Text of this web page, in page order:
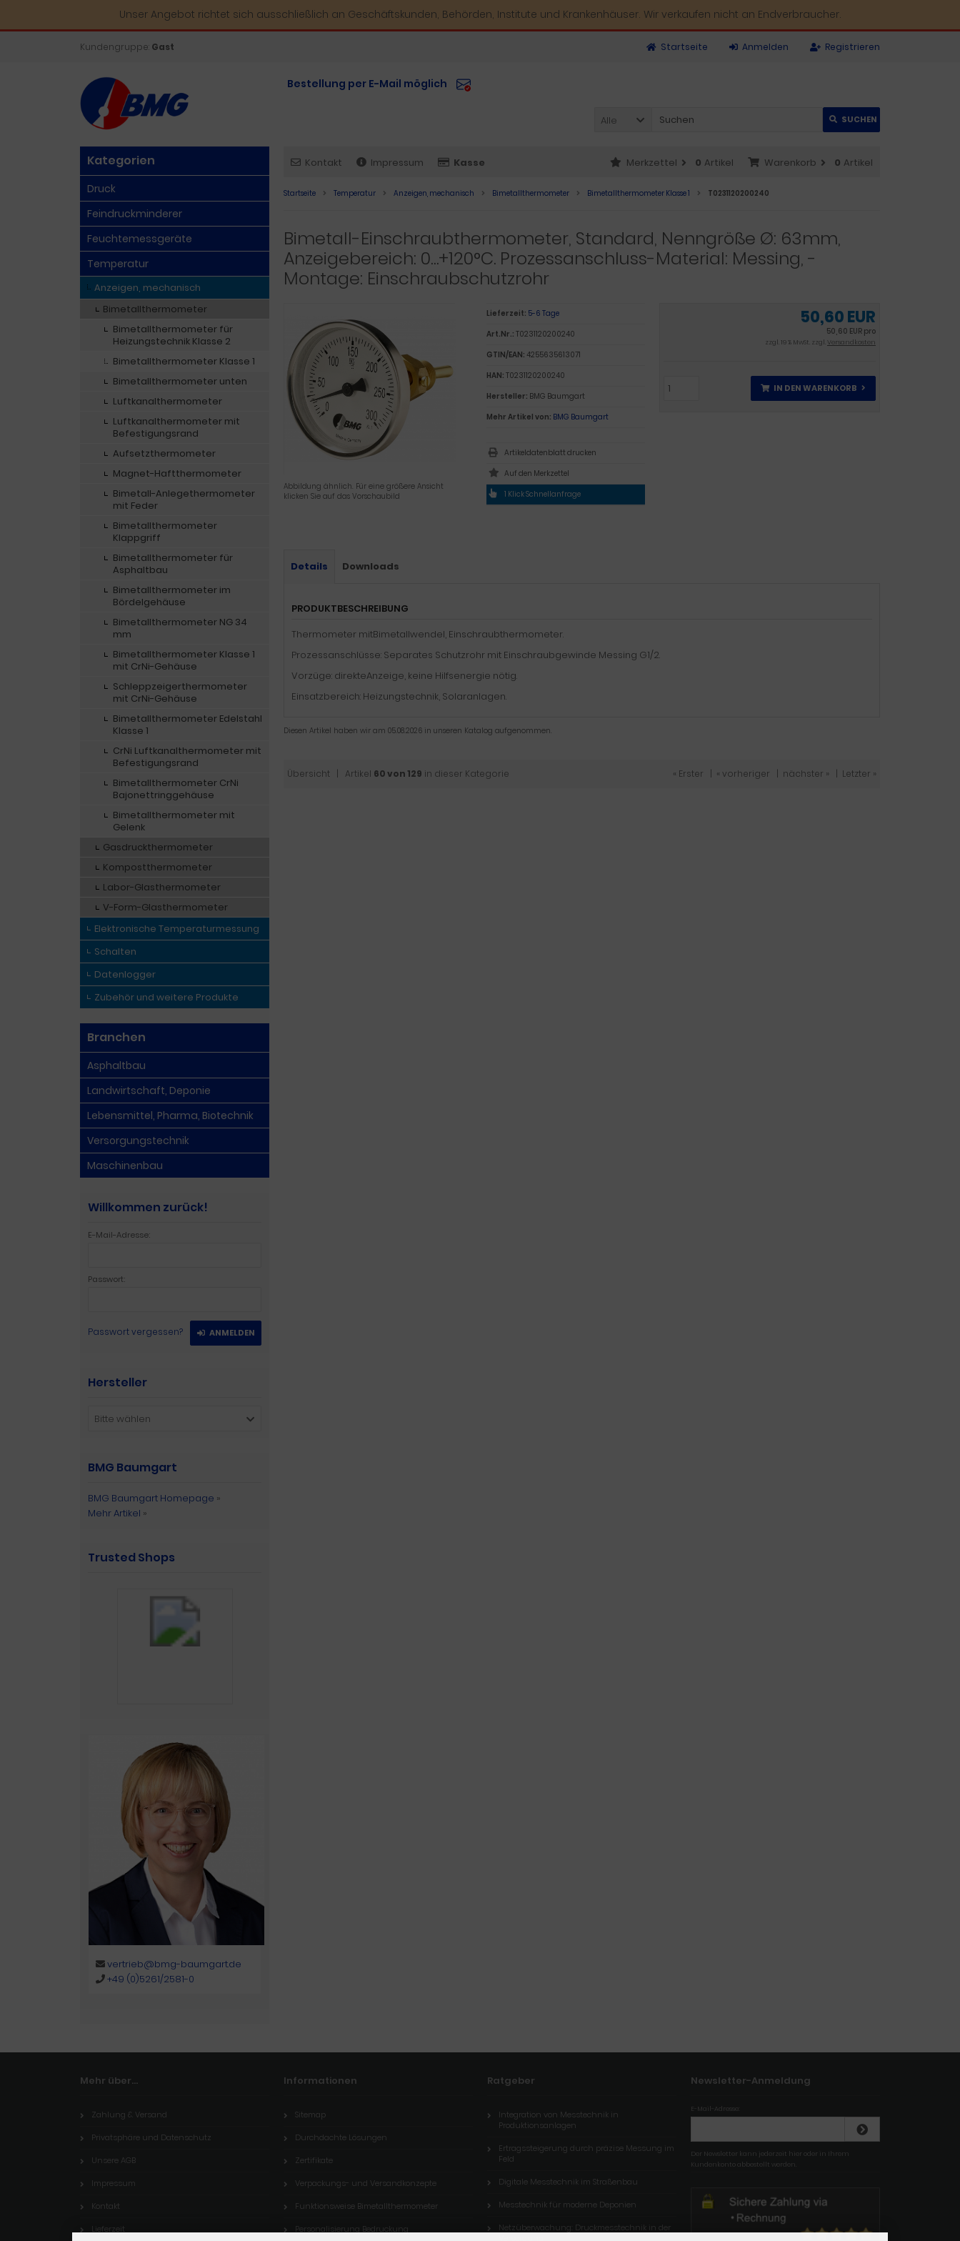
Unser Angebot richtet sich ausschließlich an Geschäftskunden, Behörden, Institute und Krankenhäuser. Wir verkaufen nicht an Endverbraucher.
Kundengruppe: Gast Registrieren
Anmelden
Startseite
Bestellung per E-Mail möglich
Alle SUCHEN
Kontakt Impressum Kasse Warenkorb 0 Artikel
Merkzettel 0 Artikel
Startseite Temperatur Anzeigen, mechanisch Bimetallthermometer Bimetallthermometer Klasse 1 T0231120200240
Bimetall-Einschraubthermometer, Standard, Nenngröße Ø: 63mm,
Anzeigebereich: 0…+120°C. Prozessanschluss-Material: Messing, -
Montage: Einschraubschutzrohr
Abbildung ähnlich. Für eine größere Ansicht
klicken Sie auf das Vorschaubild
50,60 EUR
50,60 EUR pro
zzgl. 19 % MwSt. zzgl.Versandkosten
IN DEN WARENKORB
Lieferzeit: 5-6 Tage
Art.Nr.: T0231120200240
GTIN/EAN: 4255635613071
HAN: T0231120200240
Hersteller: BMG Baumgart
Mehr Artikel von: BMG Baumgart
Artikeldatenblatt drucken
1 Klick Schnellanfrage
Details Downloads
PRODUKTBESCHREIBUNG
Thermometer mitBimetallwendel, Einschraubthermometer.
Prozessanschlüsse: Separates Schutzrohr mit Einschraubgewinde Messing G1/2.
Vorzüge: direkteAnzeige, keine Hilfsenergie nötig.
Einsatzbereich: Heizungstechnik, Solaranlagen.
Diesen Artikel haben wir am 05.08.2026 in unseren Katalog aufgenommen.
Übersicht | Artikel 60 von 129 in dieser Kategorie « Erster « vorheriger nächster » Letzter »
Kategorien
Druck
Feindruckminderer
Feuchtemessgeräte
Temperatur
Anzeigen, mechanisch
Bimetallthermometer
Bimetallthermometer für
Heizungstechnik Klasse 2
Bimetallthermometer Klasse 1
Bimetallthermometer unten
Luftkanalthermometer
Luftkanalthermometer mit
Befestigungsrand
Aufsetzthermometer
Magnet-Haftthermometer
Bimetall-Anlegethermometer
mit Feder
Bimetallthermometer
Klappgriff
Bimetallthermometer für
Asphaltbau
Bimetallthermometer im
Bördelgehäuse
Bimetallthermometer NG 34
mm
Bimetallthermometer Klasse 1
mit CrNi-Gehäuse
Schleppzeigerthermometer
mit CrNi-Gehäuse
Bimetallthermometer Edelstahl
Klasse 1
CrNi Luftkanalthermometer mit
Befestigungsrand
Bimetallthermometer CrNi
Bajonettringgehäuse
Bimetallthermometer mit
Gelenk
Gasdruckthermometer
Kompostthermometer
Labor-Glasthermometer
V-Form-Glasthermometer
Elektronische Temperaturmessung
Schalten
Datenlogger
Zubehör und weitere Produkte
Branchen
Asphaltbau
Landwirtschaft, Deponie
Lebensmittel, Pharma, Biotechnik
Versorgungstechnik
Maschinenbau
Willkommen zurück!
E-Mail-Adresse:
Passwort:
Passwort vergessen? ANMELDEN
Hersteller
Bitte wählen
BMG Baumgart
BMG Baumgart Homepage »
Mehr Artikel »
Trusted Shops
vertrieb@bmg-baumgart.de
+49 (0)5261/2581-0
Mehr über...
Zahlung & Versand
Privatsphäre und Datenschutz
Unsere AGB
Impressum
Kontakt
Lieferzeit
Informationen
Sitemap
Durchdachte Lösungen
Zertifikate
Verpackungs- und Versandkonzepte
Funktionsweise Bimetallthermometer
Personalisierung Bedruckung
Ratgeber
Integration von Messtechnik in
Produktionsanlagen
Ertragssteigerung durch präzise Messung im
Feld
Digitale Messtechnik im Straßenbau
Messtechnik für moderne Deponien
Netzüberwachung: Druckmesstechnik in der
Newsletter-Anmeldung
E-Mail-Adresse:
Der Newsletter kann jederzeit hier oder in Ihrem
Kundenkonto abbestellt werden.